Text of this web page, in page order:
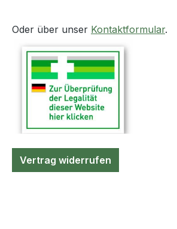
Oder über unser Kontaktformular.
Vertrag widerrufen